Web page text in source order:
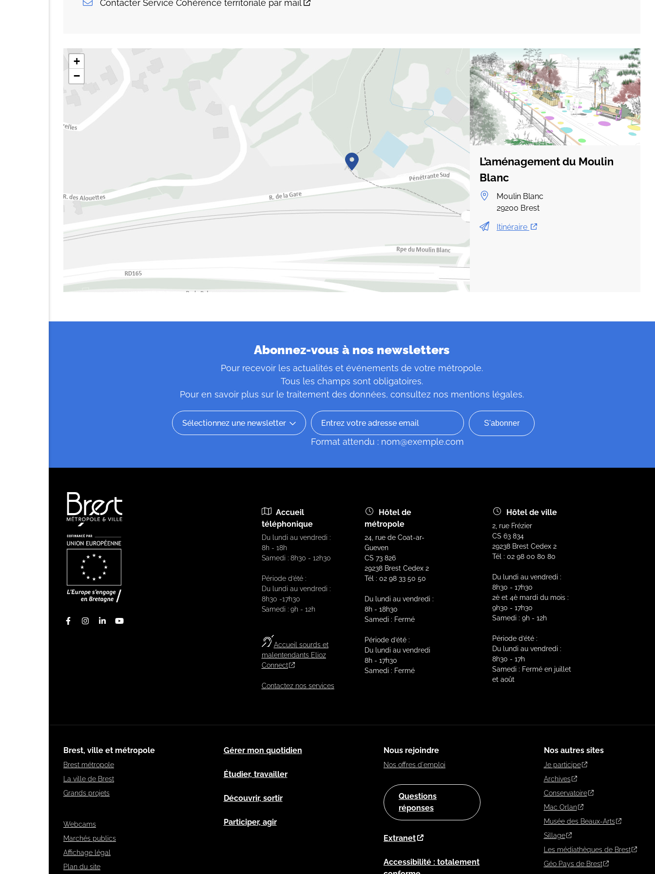
Contacter Service Cohérence territoriale par mail
+
−
L’aménagement du Moulin
Blanc
Moulin Blanc
29200 Brest
Itinéraire
Abonnez-vous à nos newsletters
Pour recevoir les actualités et événements de votre métropole.
Tous les champs sont obligatoires.
Pour en savoir plus sur le traitement des données, consultez nos mentions légales.
Format attendu : nom@exemple.com
FacebookInstagram
LinkedinYoutube
Accueil
téléphonique
Du lundi au vendredi :
8h - 18h
Samedi : 8h30 - 12h30
Période d’été :
Du lundi au vendredi :
8h30 -17h30
Samedi : 9h - 12h
Accueil sourds et
malentendants Elioz
Connect
Contactez nos services
Hôtel de
métropole
24, rue de Coat-ar-
Gueven
CS 73 826
29238 Brest Cedex 2
Tél : 02 98 33 50 50
Du lundi au vendredi :
8h - 18h30
Samedi : Fermé
Période d’été :
Du lundi au vendredi
8h - 17h30
Samedi : Fermé
Hôtel de ville
2, rue Frézier
CS 63 834
29238 Brest Cedex 2
Tél : 02 98 00 80 80
Du lundi au vendredi :
8h30 - 17h30
2è et 4è mardi du mois :
9h30 - 17h30
Samedi : 9h - 12h
Période d’été :
Du lundi au vendredi :
8h30 - 17h
Samedi : Fermé en juillet
et août
Brest, ville et métropole
Brest métropole
La ville de Brest
Grands projets
Webcams
Marchés publics
Affichage légal
Plan du site
Gérer mon quotidien
Étudier, travailler
Découvrir, sortir
Participer, agir
Nous rejoindre
Nos offres d'emploi
Questions
réponses
Extranet
Accessibilité : totalement
Nos autres sites
Je participe
Archives
Conservatoire
Mac Orlan
Musée des Beaux-Arts
Sillage
Les médiathèques de Brest
Géo Pays de Brest